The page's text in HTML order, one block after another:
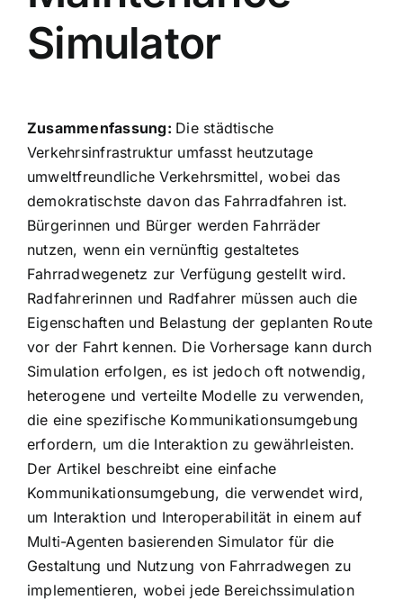
Simulator
Zusammenfassung: Die städtische
Verkehrsinfrastruktur umfasst heutzutage
umweltfreundliche Verkehrsmittel, wobei das
demokratischste davon das Fahrradfahren ist.
Bürgerinnen und Bürger werden Fahrräder
nutzen, wenn ein vernünftig gestaltetes
Fahrradwegenetz zur Verfügung gestellt wird.
Radfahrerinnen und Radfahrer müssen auch die
Eigenschaften und Belastung der geplanten Route
vor der Fahrt kennen. Die Vorhersage kann durch
Simulation erfolgen, es ist jedoch oft notwendig,
heterogene und verteilte Modelle zu verwenden,
die eine spezifische Kommunikationsumgebung
erfordern, um die Interaktion zu gewährleisten.
Der Artikel beschreibt eine einfache
Kommunikationsumgebung, die verwendet wird,
um Interaktion und Interoperabilität in einem auf
Multi-Agenten basierenden Simulator für die
Gestaltung und Nutzung von Fahrradwegen zu
implementieren, wobei jede Bereichssimulation